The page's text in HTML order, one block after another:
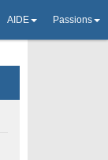
AIDE Passions